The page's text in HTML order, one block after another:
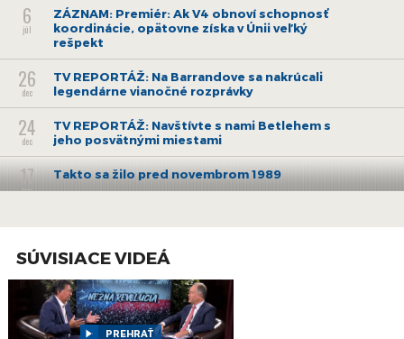
6
júl
ZÁZNAM: Premiér: Ak V4 obnoví schopnosť
koordinácie, opätovne získa v Únii veľký
rešpekt
26
dec
TV REPORTÁŽ: Na Barrandove sa nakrúcali
legendárne vianočné rozprávky
24
dec
TV REPORTÁŽ: Navštívte s nami Betlehem s
jeho posvätnými miestami
17
nov
Takto sa žilo pred novembrom 1989
27
6
16
máj
DOBRÉ SRDCE ocení najlepších pracovníkov v
sociálnych službách
SÚVISIACE VIDEÁ
PREHRAŤ